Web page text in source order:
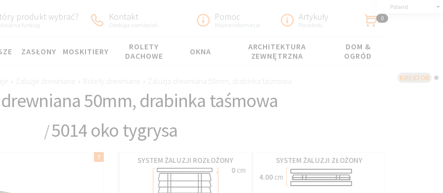
KREATOR
Poland
produkt wybrać?
na funkcję
Kontakt
Obsługa zamówień
Pomoc
Ważne informacje
Artykuły
Poradniki
0
ZASŁONY MOSKITIERY
ROLETY
DACHOWE
OKNA
ARCHITEKTURA
ZEWNĘTRZNA
DOM &
OGRÓD
› Żaluzje drewniane › Rolety drewniane › Żaluzja drewniana 50mm, drabinka taśmowa
50mm, drabinka taśmowa
/5014 oko tygrysa
SYSTEM ŻALUZJI ROZŁOŻONY
0cm
SYSTEM ŻALUZJI ZŁOŻONY
4.00cm